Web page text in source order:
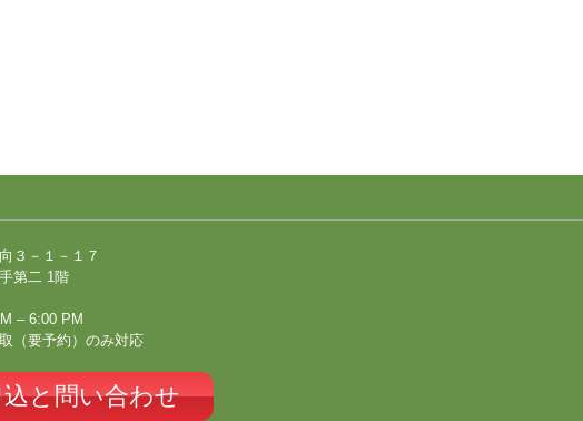
３－１－１７
第二 1階
– 6:00 PM
（要予約）のみ対応
と問い合わせ